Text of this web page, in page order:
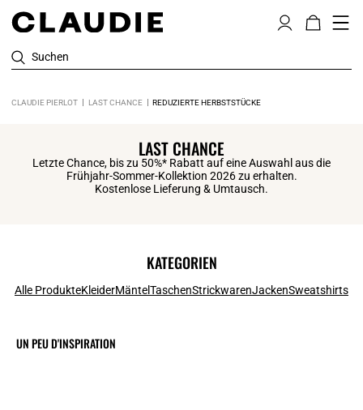
Suchen
CLAUDIE PIERLOT LAST CHANCE REDUZIERTE HERBSTSTÜCKE
LAST CHANCE
Letzte Chance, bis zu 50%* Rabatt auf eine Auswahl aus die
Frühjahr-Sommer-Kollektion 2026 zu erhalten.
Kostenlose Lieferung & Umtausch.
KATEGORIEN
Alle ProdukteKleiderMäntelTaschenStrickwarenJackenSweatshirts
UN PEU D'INSPIRATION